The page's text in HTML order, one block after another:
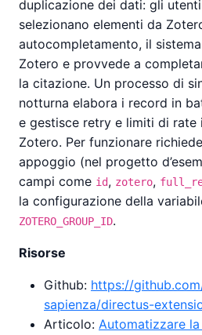
duplicazione dei dati: gli
selezionano elementi da
autocompletamento, il
Zotero e provvede a
la citazione. Un processo di
notturna elabora i record in
e gestisce retry e limiti di rate
Zotero. Per funzionare
appoggio (nel progetto
campi come id, zotero,
la configurazione della
ZOTERO_GROUP_ID.
Risorse
Github: https://
sapienza/directus-
Articolo: Automatizzare